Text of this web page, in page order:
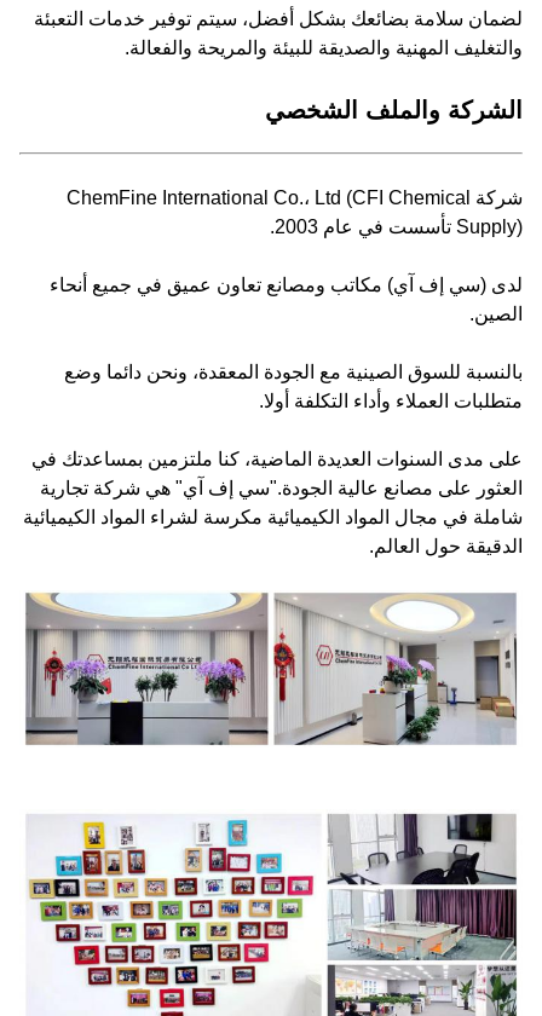
لضمان سلامة بضائعك بشكل أفضل، سيتم توفير خدمات التعبئة
والتغليف المهنية والصديقة للبيئة والمريحة والفعالة.
الشركة والملف الشخصي
شركة ChemFine International Co.، Ltd (CFI Chemical
Supply) تأسست في عام 2003.
لدى (سي إف آي) مكاتب ومصانع تعاون عميق في جميع أنحاء
الصين.
بالنسبة للسوق الصينية مع الجودة المعقدة، ونحن دائما وضع
متطلبات العملاء وأداء التكلفة أولا.
على مدى السنوات العديدة الماضية، كنا ملتزمين بمساعدتك في
العثور على مصانع عالية الجودة."سي إف آي" هي شركة تجارية
شاملة في مجال المواد الكيميائية مكرسة لشراء المواد الكيميائية
الدقيقة حول العالم.